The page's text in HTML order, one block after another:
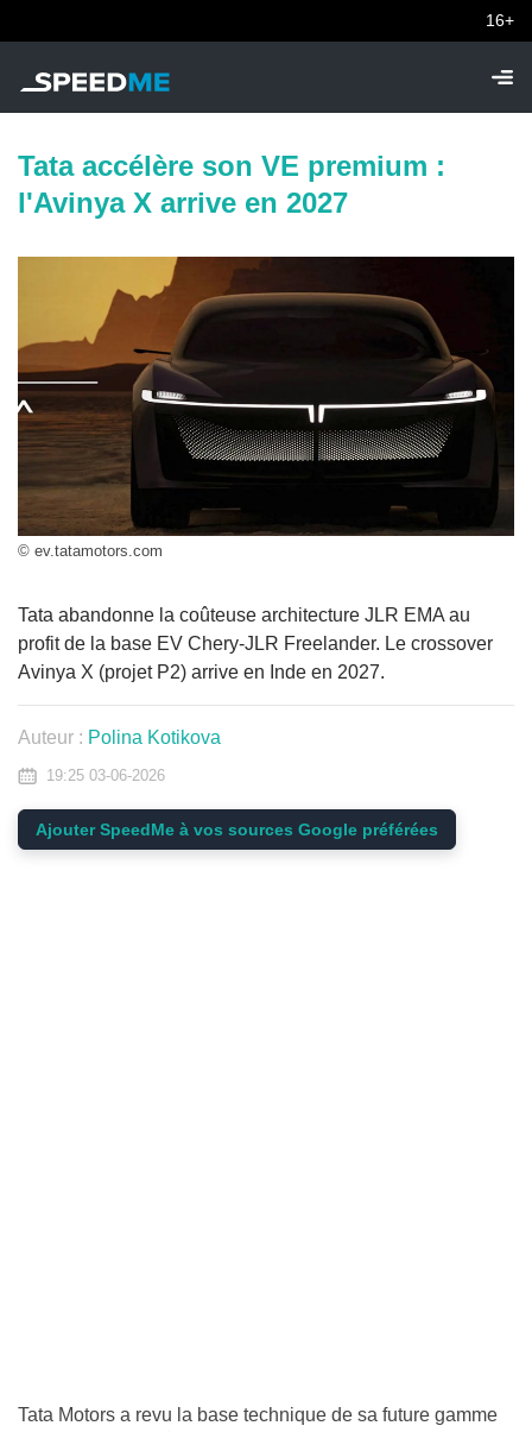
16+
Tata accélère son VE premium :
l'Avinya X arrive en 2027
© ev.tatamotors.com
Tata abandonne la coûteuse architecture JLR EMA au
profit de la base EV Chery-JLR Freelander. Le crossover
Avinya X (projet P2) arrive en Inde en 2027.
Auteur : Polina Kotikova
19:25 03-06-2026
Ajouter SpeedMe à vos sources Google préférées
Tata Motors a revu la base technique de sa future gamme